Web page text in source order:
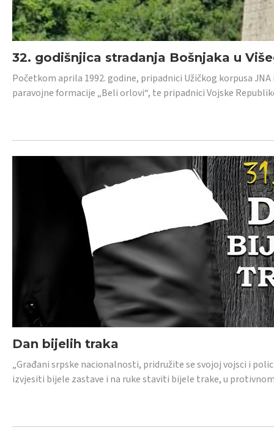
32. godišnjica stradanja Bošnjaka u
Početkom aprila 1992. godine, pripadnici Užičkog korpusa
paravojne formacije „Beli orlovi“, te pripadnici Vojske
Dan bijelih traka
„Građani srpske nacionalnosti, pridružite se svojoj vojsci i
izvjesiti bijele zastave i na ruke staviti bijele trake, u